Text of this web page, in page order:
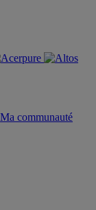
Ma communauté